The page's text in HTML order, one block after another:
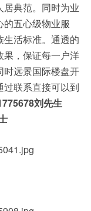
居典范。同时为业
五心级物业服
活标准。通透的
果，保证每一户洋
时远景国际楼盘开
联系直接可以到
刘先生